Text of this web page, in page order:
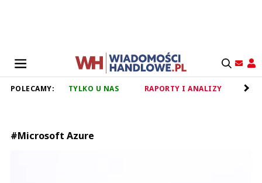
POLECAMY: TYLKO U NAS RAPORTY I ANALIZY
#Microsoft Azure